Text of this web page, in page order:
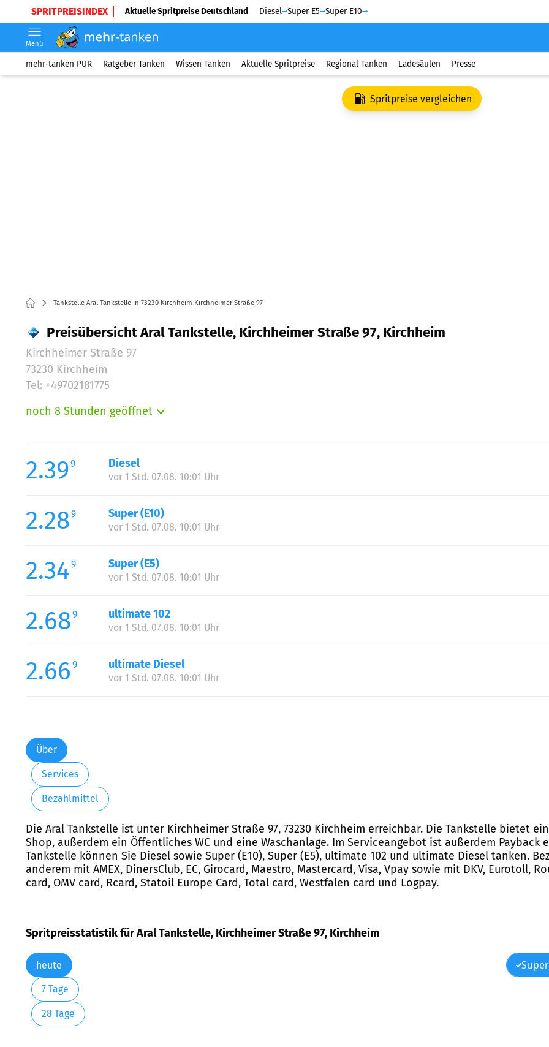
SPRITPREISINDEX Aktuelle Spritpreise Deutschland Diesel Super E5 Super E10
Menü
mehr-tanken PUR Ratgeber Tanken Wissen Tanken Aktuelle Spritpreise Regional Tanken Ladesäulen Presse
Spritpreise vergleichen
Tankstelle Aral Tankstelle in 73230 Kirchheim Kirchheimer Straße 97
Preisübersicht Aral Tankstelle, Kirchheimer Straße 97, Kirchheim
Kirchheimer Straße 97
73230 Kirchheim
Tel: +49702181775
noch 8 Stunden geöffnet
Mittwoch:
Donnerstag:
Samstag:
Sonntag:
2.399 Diesel
vor 1 Std. 07.08. 10:01 Uhr
2.289 Super (E10)
vor 1 Std. 07.08. 10:01 Uhr
2.349 Super (E5)
vor 1 Std. 07.08. 10:01 Uhr
2.689 ultimate 102
vor 1 Std. 07.08. 10:01 Uhr
2.66 9 ultimate Diesel
vor 1 Std. 07.08. 10:01 Uhr
Über
Services
Bezahlmittel
Die Aral Tankstelle ist unter Kirchheimer Straße 97, 73230 Kirchheim erreichbar. Die Tankstelle bietet
Shop, außerdem ein Öffentliches WC und eine Waschanlage. Im Serviceangebot ist außerdem Payback
Tankstelle können Sie Diesel sowie Super (E10), Super (E5), ultimate 102 und ultimate Diesel tanken.
anderem mit AMEX, DinersClub, EC, Girocard, Maestro, Mastercard, Visa, Vpay sowie mit DKV, Eurotoll,
card, OMV card, Rcard, Statoil Europe Card, Total card, Westfalen card und Logpay.
Spritpreisstatistik für Aral Tankstelle, Kirchheimer Straße 97, Kirchheim
heute
7 Tage
28 Tage